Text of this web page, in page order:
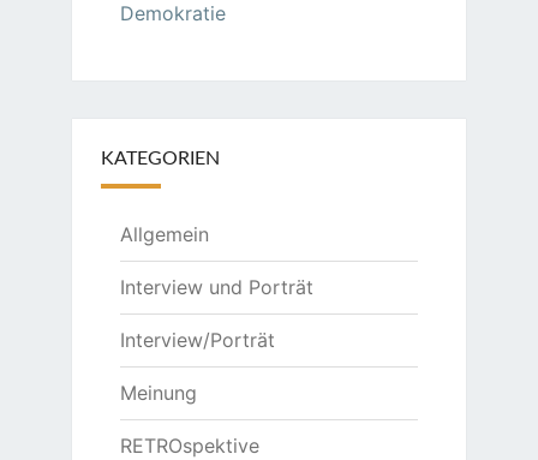
Demokratie
KATEGORIEN
Allgemein
Interview und Porträt
Interview/Porträt
Meinung
RETROspektive